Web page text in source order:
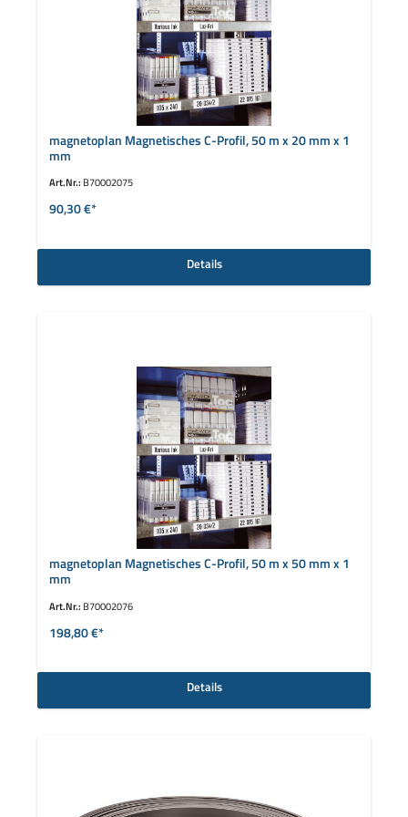
magnetoplan Magnetisches C-Profil, 50 m x 20 mm x 1
mm
Art.Nr.: B70002075
90,30 €*
Details
magnetoplan Magnetisches C-Profil, 50 m x 50 mm x 1
mm
Art.Nr.: B70002076
198,80 €*
Details